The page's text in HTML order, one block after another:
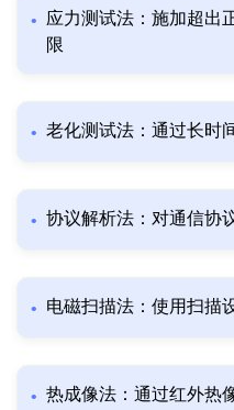
应力测试法：施加超出
限
老化测试法：通过长时
协议解析法：对通信协
电磁扫描法：使用扫描
热成像法：通过红外热